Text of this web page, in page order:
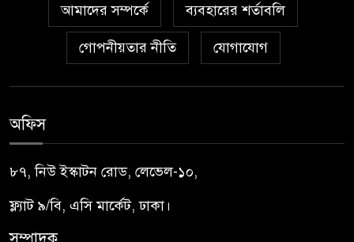
আমাদের সম্পর্কে ব্যবহারের শর্তাবলি
গোপনীয়তার নীতি যোগাযোগ
অফিস
৮৭, নিউ ইস্কাটন রোড, লেভেল-১০,
ফ্ল্যাট ৯/বি, এসি মার্কেট, ঢাকা।